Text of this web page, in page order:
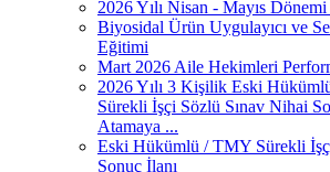
2026 Yılı Nisan - Mayıs
Biyosidal Ürün Uygulayıcı ve
Eğitimi
Mart 2026 Aile Hekimleri
2026 Yılı 3 Kişilik Eski
Sürekli İşçi Sözlü Sınav Nihai
Atamaya ...
Eski Hükümlü / TMY Sürekli İşçi
Sonuç İlanı